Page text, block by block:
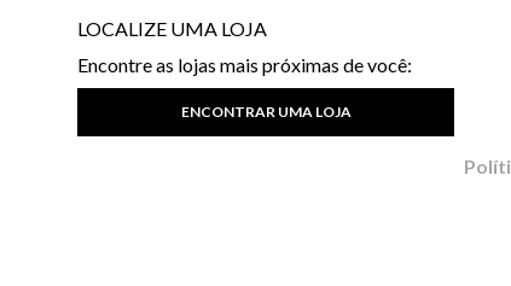
LOCALIZE UMA LOJA
Encontre as lojas mais próximas de você:
ENCONTRAR UMA LOJA